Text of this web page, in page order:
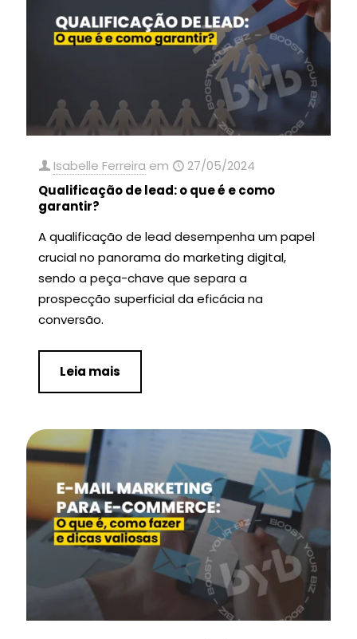
Isabelle Ferreira em
27/05/2024
Qualificação de lead: o que é e como
garantir?
A qualificação de lead desempenha um papel
crucial no panorama do marketing digital,
sendo a peça-chave que separa a
prospecção superficial da eficácia na
conversão.
Leia mais